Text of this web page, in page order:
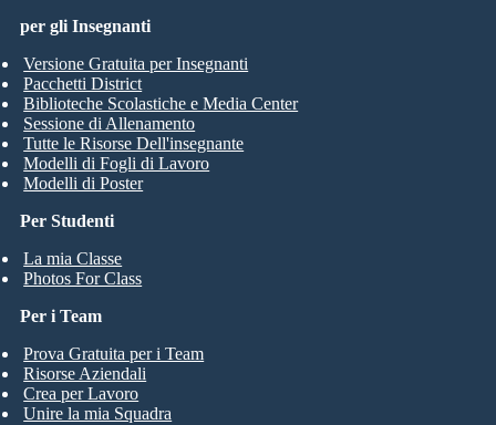
Per Studenti
La mia Classe
Photos For Class
per gli Insegnanti
Versione Gratuita per Insegnanti
Pacchetti District
Biblioteche Scolastiche e Media Center
Sessione di Allenamento
Tutte le Risorse Dell'insegnante
Modelli di Fogli di Lavoro
Modelli di Poster
Per i Team
Prova Gratuita per i Team
Risorse Aziendali
Crea per Lavoro
Unire la mia Squadra